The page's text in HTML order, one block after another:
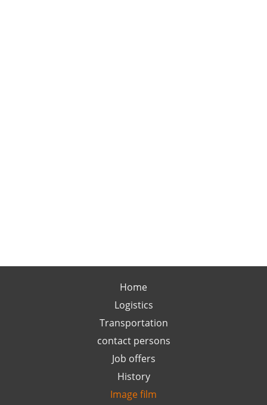
Home
Logistics
Transportation
contact persons
Job offers
History
Image film